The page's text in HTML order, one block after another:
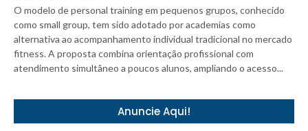
O modelo de personal training em pequenos grupos, conhecido
como small group, tem sido adotado por academias como
alternativa ao acompanhamento individual tradicional no mercado
fitness. A proposta combina orientação profissional com
atendimento simultâneo a poucos alunos, ampliando o acesso...
Anuncie Aqui!